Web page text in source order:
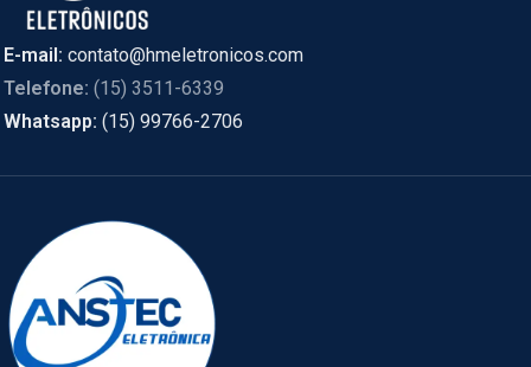
E-mail: contato@hmeletronicos.com
Telefone: (15) 3511-6339
Whatsapp: (15) 99766-2706